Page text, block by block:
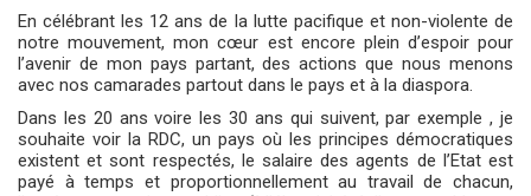
En célébrant les 12 ans de la lutte pacifique et non-violente de
notre mouvement, mon cœur est encore plein d’espoir pour
l’avenir de mon pays partant, des actions que nous menons
avec nos camarades partout dans le pays et à la diaspora.
Dans les 20 ans voire les 30 ans qui suivent, par exemple , je
souhaite voir la RDC, un pays où les principes démocratiques
existent et sont respectés, le salaire des agents de l’Etat est
payé à temps et proportionnellement au travail de chacun,